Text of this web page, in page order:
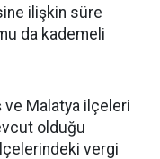
ilişkin süre
da kademeli
ve Malatya ilçeleri
olduğu
vergi